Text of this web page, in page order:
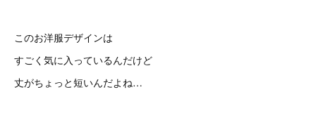
このお洋服デザインは
すごく気に入っているんだけど
丈がちょっと短いんだよね…